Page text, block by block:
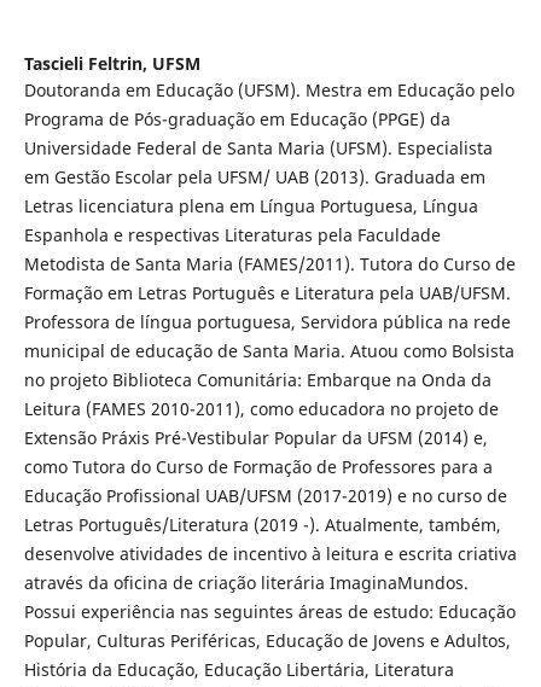
Tascieli Feltrin, UFSM
Doutoranda em Educação (UFSM). Mestra em Educação pelo
Programa de Pós-graduação em Educação (PPGE) da
Universidade Federal de Santa Maria (UFSM). Especialista
em Gestão Escolar pela UFSM/ UAB (2013). Graduada em
Letras licenciatura plena em Língua Portuguesa, Língua
Espanhola e respectivas Literaturas pela Faculdade
Metodista de Santa Maria (FAMES/2011). Tutora do Curso de
Formação em Letras Português e Literatura pela UAB/UFSM.
Professora de língua portuguesa, Servidora pública na rede
municipal de educação de Santa Maria. Atuou como Bolsista
no projeto Biblioteca Comunitária: Embarque na Onda da
Leitura (FAMES 2010-2011), como educadora no projeto de
Extensão Práxis Pré-Vestibular Popular da UFSM (2014) e,
como Tutora do Curso de Formação de Professores para a
Educação Profissional UAB/UFSM (2017-2019) e no curso de
Letras Português/Literatura (2019 -). Atualmente, também,
desenvolve atividades de incentivo à leitura e escrita criativa
através da oficina de criação literária ImaginaMundos.
Possui experiência nas seguintes áreas de estudo: Educação
Popular, Culturas Periféricas, Educação de Jovens e Adultos,
História da Educação, Educação Libertária, Literatura